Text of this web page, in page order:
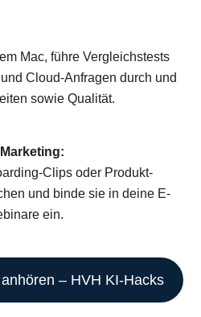
Mac, führe Vergleichstests
Cloud-Anfragen durch und
sowie Qualität.
Clips oder Produkt-
und binde sie in deine E-
ein.
– HVH KI-Hacks